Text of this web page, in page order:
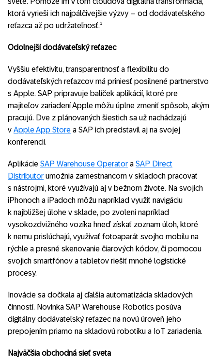
ktorá vyrieši ich najpálčivejšie výzvy – od dodávateľského
reťazca až po udržateľnosť.“
Odolnejší dodávateľský reťazec
Vyššiu efektivitu, transparentnosť a flexibilitu do
dodávateľských reťazcov má priniesť posilnené partnerstvo
s Apple. SAP pripravuje balíček aplikácií, ktoré pre
majiteľov zariadení Apple môžu úplne zmeniť spôsob, akým
pracujú. Dve z plánovaných šiestich sa už nachádzajú
v Apple App Store a SAP ich predstavil aj na svojej
konferencii.
Aplikácie SAP Warehouse Operator a SAP Direct
Distributor umožnia zamestnancom v skladoch pracovať
s nástrojmi, ktoré využívajú aj v bežnom živote. Na svojich
iPhonoch a iPadoch môžu napríklad využiť navigáciu
k najbližšej úlohe v sklade, po zvolení napríklad
vysokozdvižného vozíka hneď získať zoznam úloh, ktoré
k nemu prislúchajú, využívať fotoaparát svojho mobilu na
rýchle a presné skenovanie čiarových kódov, či pomocou
svojich smartfónov a tabletov riešiť mnohé logistické
procesy.
Inovácie sa dočkala aj ďalšia automatizácia skladových
činností. Novinka SAP Warehouse Robotics posúva
digitálny dodávateľský reťazec na novú úroveň jeho
prepojením priamo na skladovú robotiku a IoT zariadenia.
Najväčšia obchodná sieť sveta